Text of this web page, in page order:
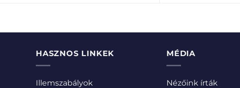
HASZNOS LINKEK
Illemszabályok
MÉDIA
Nézőink írták